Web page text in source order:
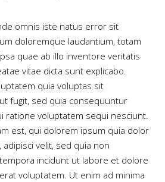
omnis iste natus error sit
doloremque laudantium, totam
quae ab illo inventore veritatis
vitae dicta sunt explicabo.
quia voluptas sit
fugit, sed quia consequuntur
ratione voluptatem sequi nesciunt.
est, qui dolorem ipsum quia dolor
velit, sed quia non
incidunt ut labore et dolore
voluptatem. Ut enim ad minima